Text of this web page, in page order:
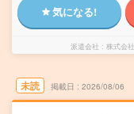
気になる!
派遣会社 株式会
未読 掲載日 2026/08/06